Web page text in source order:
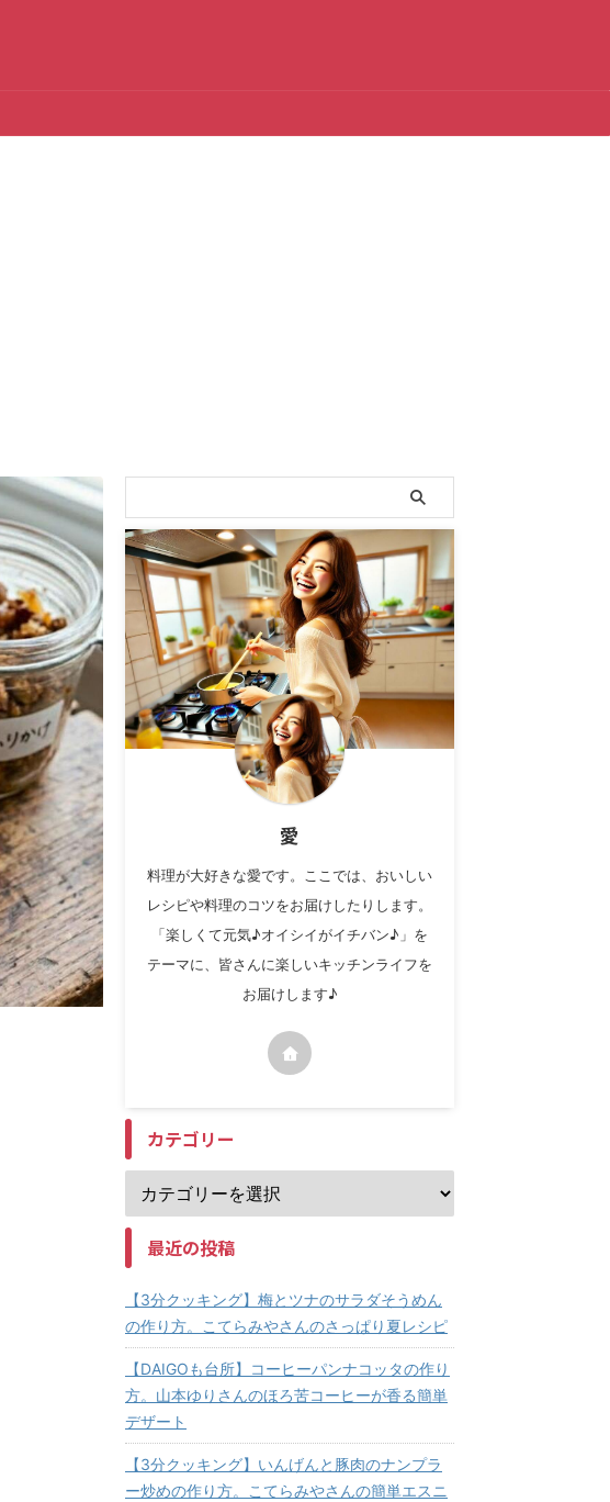
愛
料理が大好きな愛です。ここでは、おいしい
レシピや料理のコツをお届けしたりします。
「楽しくて元気♪オイシイがイチバン♪」を
テーマに、皆さんに楽しいキッチンライフを
お届けします♪
カテゴリー
最近の投稿
【3分クッキング】梅とツナのサラダそうめん
の作り方。こてらみやさんのさっぱり夏レシピ
【DAIGOも台所】コーヒーパンナコッタの作り
方。山本ゆりさんのほろ苦コーヒーが香る簡単
デザート
【3分クッキング】いんげんと豚肉のナンプラ
ー炒めの作り方。こてらみやさんの簡単エスニ